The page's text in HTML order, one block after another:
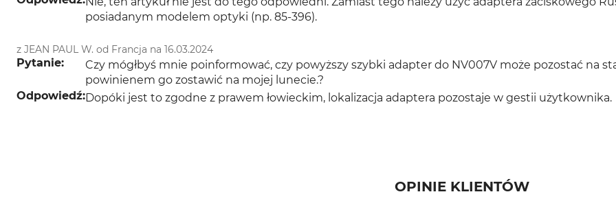
posiadanym modelem optyki (np. 85-396).
z JEAN PAUL W. od Francja na 16.03.2024
Pytanie:
Czy mógłbyś mnie poinformować, czy powyższy szybki adapter do NV007V może pozostać na
powinienem go zostawić na mojej lunecie.?
Odpowiedź:Dopóki jest to zgodne z prawem łowieckim, lokalizacja adaptera pozostaje w gestii użytkownika.
OPINIE KLIENTÓW